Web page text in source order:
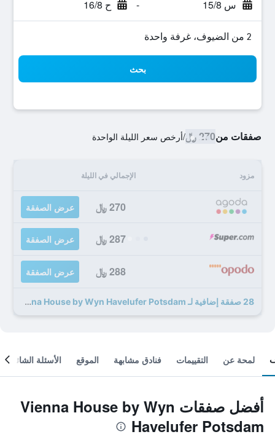
س 15/8 - ح 16/8
2 من الضيوف، غرفة واحدة
بحث
صفقات من270 ﷼ /أرخص سعر الليلة الواحدة
مزود الإجمالي في الليلة
270 ﷼ عرض الصفقة
287 ﷼ عرض الصفقة
288 ﷼ عرض الصفقة
28 صفقة إضافية لـ Vienna House by Wyn Havelufer Potsdam
لمحة عن التقييمات فنادق مشابهة الموقع الأسئلة الشائعة
أفضل صفقات Vienna House by Wyn
Havelufer Potsdam